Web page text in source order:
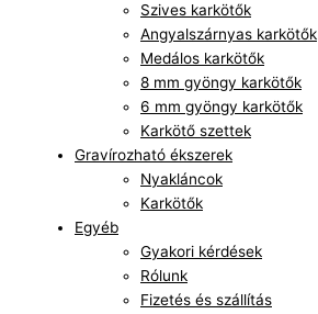
Szives karkötők
Angyalszárnyas karkötők
Medálos karkötők
8 mm gyöngy karkötők
6 mm gyöngy karkötők
Karkötő szettek
Gravírozható ékszerek
Nyakláncok
Karkötők
Egyéb
Gyakori kérdések
Rólunk
Fizetés és szállítás